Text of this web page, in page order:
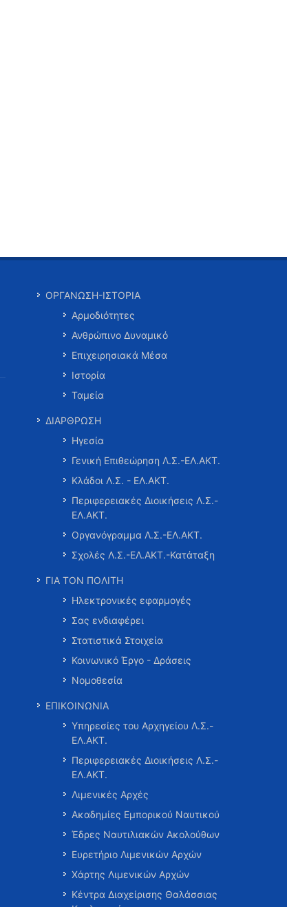
ΟΡΓΑΝΩΣΗ-ΙΣΤΟΡΙΑ
Αρμοδιότητες
Ανθρώπινο Δυναμικό
Επιχειρησιακά Μέσα
Ιστορία
Ταμεία
ΔΙΑΡΘΡΩΣΗ
Ηγεσία
Γενική Επιθεώρηση Λ.Σ.-ΕΛ.ΑΚΤ.
Κλάδοι Λ.Σ. - ΕΛ.ΑΚΤ.
Περιφερειακές Διοικήσεις Λ.Σ.-
ΕΛ.ΑΚΤ.
Οργανόγραμμα Λ.Σ.-ΕΛ.ΑΚΤ.
Σχολές Λ.Σ.-ΕΛ.ΑΚΤ.-Κατάταξη
ΓΙΑ ΤΟΝ ΠΟΛΙΤΗ
Ηλεκτρονικές εφαρμογές
Σας ενδιαφέρει
Στατιστικά Στοιχεία
Κοινωνικό Έργο - Δράσεις
Νομοθεσία
ΕΠΙΚΟΙΝΩΝΙΑ
Υπηρεσίες του Αρχηγείου Λ.Σ.-
ΕΛ.ΑΚΤ.
Περιφερειακές Διοικήσεις Λ.Σ.-
ΕΛ.ΑΚΤ.
Λιμενικές Αρχές
Ακαδημίες Εμπορικού Ναυτικού
Έδρες Ναυτιλιακών Ακολούθων
Ευρετήριο Λιμενικών Αρχών
Χάρτης Λιμενικών Αρχών
Κέντρα Διαχείρισης Θαλάσσιας